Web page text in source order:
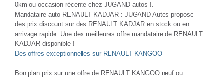
0km ou occasion récente chez JUGAND autos !.
Mandataire auto RENAULT KADJAR : JUGAND Autos propose
des prix discount sur des RENAULT KADJAR en stock ou en
arrivage rapide. Une des meilleures offre mandataire de RENAULT
KADJAR disponible !
Des offres exceptionnelles sur RENAULT KANGOO
Bon plan prix sur une offre de RENAULT KANGOO neuf ou